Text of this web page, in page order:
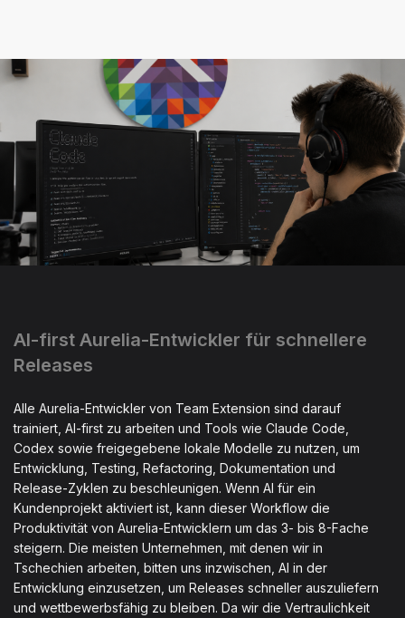
AI-first Aurelia-Entwickler für schnellere
Releases
Alle Aurelia-Entwickler von Team Extension sind darauf
trainiert, AI-first zu arbeiten und Tools wie Claude Code,
Codex sowie freigegebene lokale Modelle zu nutzen, um
Entwicklung, Testing, Refactoring, Dokumentation und
Release-Zyklen zu beschleunigen. Wenn AI für ein
Kundenprojekt aktiviert ist, kann dieser Workflow die
Produktivität von Aurelia-Entwicklern um das 3- bis 8-Fache
steigern. Die meisten Unternehmen, mit denen wir in
Tschechien arbeiten, bitten uns inzwischen, AI in der
Entwicklung einzusetzen, um Releases schneller auszuliefern
und wettbewerbsfähig zu bleiben. Da wir die Vertraulichkeit